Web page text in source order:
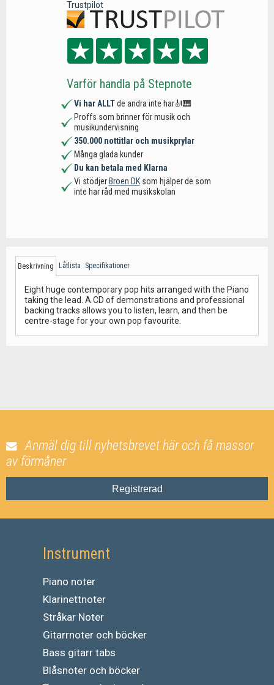
Trustpilot
Varför handla på Stepnote
Vi har ALLTde andra inte har🎻🎹
Proffs som brinner för musik och
musikundervisning
350.000 nottitlar och musikprylar
Många glada kunder
Du kan betala med Klarna
Vi stödjer Broen DKsom hjälper de som
inte har råd med musikskolan
Beskrivning Låtlista Specifikationer
Eight huge contemporary pop hits arranged with the Piano
taking the lead. A CD of demonstrations and professional
backing tracks allows you to listen, learn, and then be
centre-stage for your own pop favourite.
Anmäl dig till nyhetsbrevet här och få massor
av förmåner
Registrerad
Instrument
Piano noter
Klarinettnoter
Stråkar Noter
Gitarrnoter och böcker
Bass gitarr tabs
Blåsnoter och böcker